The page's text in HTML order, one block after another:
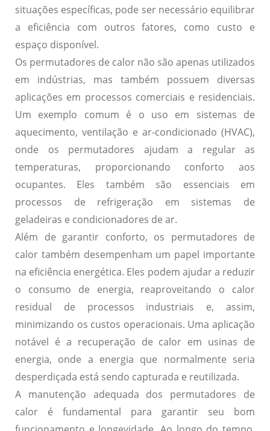
situações específicas, pode ser necessário equilibrar
a eficiência com outros fatores, como custo e
espaço disponível.
Os permutadores de calor não são apenas utilizados
em indústrias, mas também possuem diversas
aplicações em processos comerciais e residenciais.
Um exemplo comum é o uso em sistemas de
aquecimento, ventilação e ar-condicionado (HVAC),
onde os permutadores ajudam a regular as
temperaturas, proporcionando conforto aos
ocupantes. Eles também são essenciais em
processos de refrigeração em sistemas de
geladeiras e condicionadores de ar.
Além de garantir conforto, os permutadores de
calor também desempenham um papel importante
na eficiência energética. Eles podem ajudar a reduzir
o consumo de energia, reaproveitando o calor
residual de processos industriais e, assim,
minimizando os custos operacionais. Uma aplicação
notável é a recuperação de calor em usinas de
energia, onde a energia que normalmente seria
desperdiçada está sendo capturada e reutilizada.
A manutenção adequada dos permutadores de
calor é fundamental para garantir seu bom